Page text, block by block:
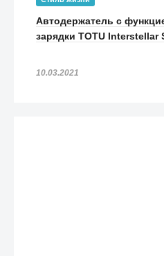
Автодержатель с
зарядки TOTU Interstellar
10.03.2021